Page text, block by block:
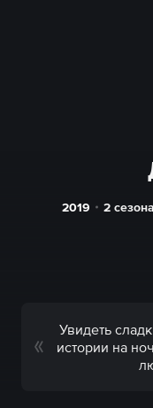
2019 2 сезона
Увидеть
истории на